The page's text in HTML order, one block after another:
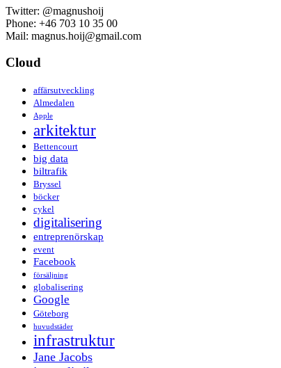
Twitter: @magnushoij
Phone: +46 703 10 35 00
Mail: magnus.hoij@gmail.com
Cloud
affärsutveckling
Almedalen
Apple
arkitektur
Bettencourt
big data
biltrafik
Bryssel
böcker
cykel
digitalisering
entreprenörskap
event
Facebook
försäljning
globalisering
Google
Göteborg
huvudstäder
infrastruktur
Jane Jacobs